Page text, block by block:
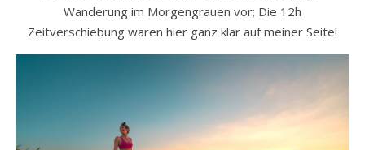
Wanderung im Morgengrauen vor; Die 12h
Zeitverschiebung waren hier ganz klar auf meiner Seite!